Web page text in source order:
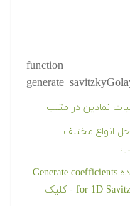
نمادین در متلب
انواع مختلف
دانلود رایگان کد و پروژه آماده Generate coefficients
for 1D Savitzky-Golay smoothing filters - کلیک